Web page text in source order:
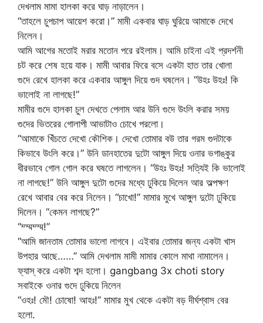
দেখলাম মামা হালকা করে ঘাড় নাড়ালেন।
“তাহলে চুপচাপ আয়েশ করো।” মামী একবার ঘাড় ঘুরিয়ে আমাকে দেখে
নিলেন।
আমি আগের মতোই মরার মতোন পরে রইলাম। আমি চাইনা এই প্রদর্শনী
চট করে শেষ হয়ে যাক। মামী আবার ফিরে বসে একটা হাত তার খোলা
গুদে রেখে হালকা করে একবার আঙ্গুল দিয়ে গুদ ঘষলেন। “উহঃ উহঃ! কি
ভালোই না লাগছে!”
মামীর গুদে হালকা চুল দেখতে পেলাম আর উনি গুদে উংলি করার সময়
গুদের ভিতরের গোলাপী আভাটাও চোখে পরলো।
“আমাকে খিঁচতে দেখো কৌশিক। দেখো তোমার বউ তার গরম গুদটাকে
কিভাবে উংলি করে।” উনি ডানহাতের দুটো আঙ্গুল দিয়ে ওনার ভগাঙ্কুর
ধীরভাবে গোল গোল করে ঘষতে লাগলেন। “উহঃ উহঃ! সত্যিই কি ভালোই
না লাগছে!” উনি আঙ্গুল দুটো গুদের মধ্যে ঢুকিয়ে দিলেন আর অল্পক্ষণ
রেখে আবার বের করে নিলেন। “চাখো!” মামার মুখে আঙ্গুল দুটো ঢুকিয়ে
দিলেন। “কেমন লাগছে?”
“ম্ম্মম্ম্ম!”
“আমি জানতাম তোমার ভালো লাগবে। এইবার তোমার জন্য একটা খাস
উপহার আছে……” আমি দেখলাম মামী মামার কোলে মাথা নামালেন।
ফ্যাস্ করে একটা শব্দ হলো। gangbang 3x choti story
সবাইকে ওনার গুদে ঢুকিয়ে নিলেন
“ওহঃ! মৌ! চোষো! আহঃ!” মামার মুখ থেকে একটা বড় দীর্ঘশ্বাস বের
হলো.